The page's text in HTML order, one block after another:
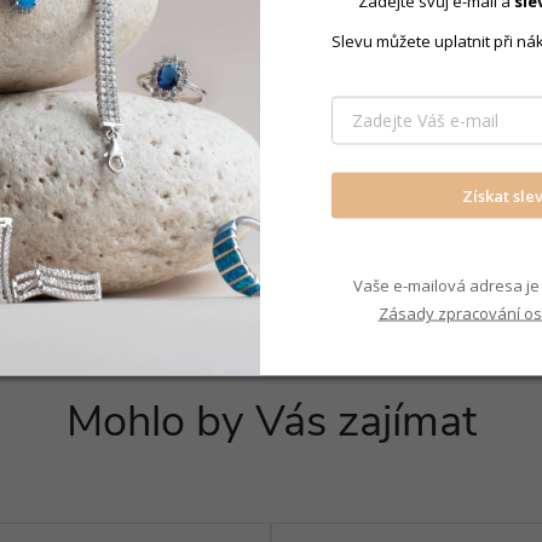
Produkt
Šperky s
Mohlo by Vás zajímat
Slevu můžete uplatnit při
Získat
Vaše e-mailová adresa
Zásady zpracování